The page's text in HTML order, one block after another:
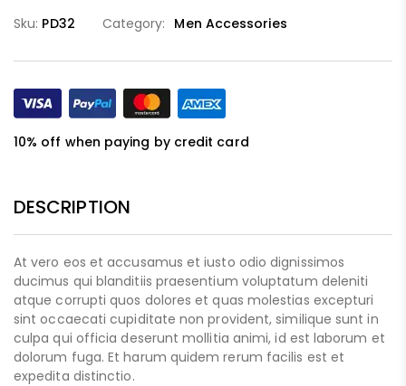
Sku: PD32 Category: Men Accessories
10% off when paying by credit card
DESCRIPTION
At vero eos et accusamus et iusto odio dignissimos
ducimus qui blanditiis praesentium voluptatum deleniti
atque corrupti quos dolores et quas molestias excepturi
sint occaecati cupiditate non provident, similique sunt in
culpa qui officia deserunt mollitia animi, id est laborum et
dolorum fuga. Et harum quidem rerum facilis est et
expedita distinctio.